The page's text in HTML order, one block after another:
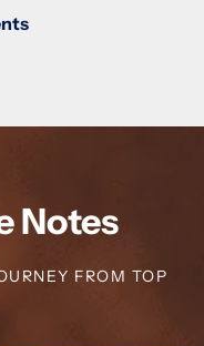
Notes
FROM TOP